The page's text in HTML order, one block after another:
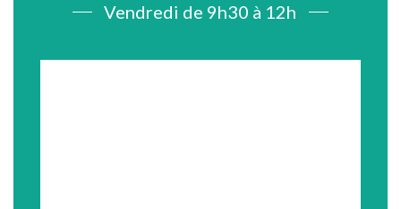
Vendredi de 9h30 à 12h